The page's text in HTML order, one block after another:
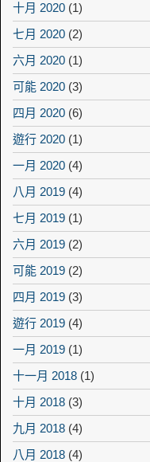
十月 2020 (1)
七月 2020 (2)
六月 2020 (1)
可能 2020 (3)
四月 2020 (6)
遊行 2020 (1)
一月 2020 (4)
八月 2019 (4)
七月 2019 (1)
六月 2019 (2)
可能 2019 (2)
四月 2019 (3)
遊行 2019 (4)
一月 2019 (1)
十一月 2018 (1)
十月 2018 (3)
九月 2018 (4)
八月 2018 (4)